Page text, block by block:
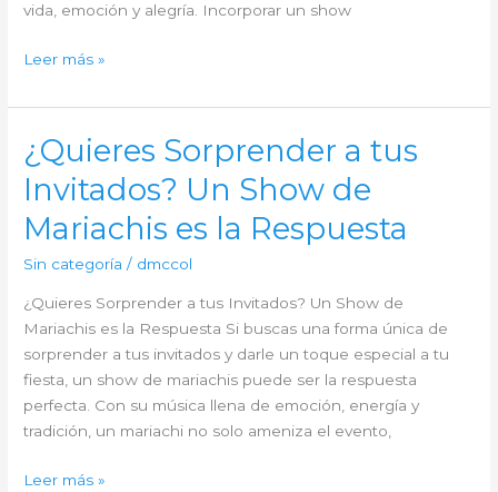
vida, emoción y alegría. Incorporar un show
De
Tradición
Escenario:
La
de
los
para
tu
Fiesta
Leer más »
¿Quieres Sorprender a tus
Invitados? Un Show de
Mariachis es la Respuesta
Sin categoría / dmccol
¿Quieres Sorprender a tus Invitados? Un Show de
Mariachis es la Respuesta Si buscas una forma única de
sorprender a tus invitados y darle un toque especial a tu
fiesta, un show de mariachis puede ser la respuesta
perfecta. Con su música llena de emoción, energía y
tradición, un mariachi no solo ameniza el evento,
¿Quieres
Leer más »